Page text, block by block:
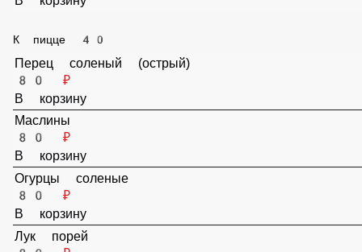
В корзину
65 ₽
В корзину
Перец сладкий болгарский
65 ₽
В корзину
Помидор
65 ₽
В корзину